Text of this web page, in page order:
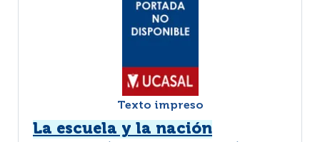
Texto impreso
La escuela y la nación